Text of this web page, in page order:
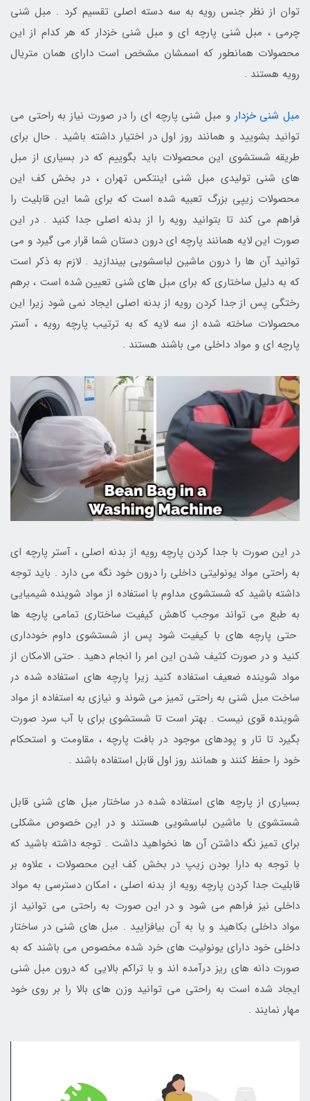
توان از نظر جنس رویه به سه دسته اصلی تقسیم کرد . مبل شنی
چرمی ، مبل شنی پارچه ای و مبل شنی خزدار که هر کدام از این
محصولات همانطور که اسمشان مشخص است دارای همان متریال
رویه هستند .
مبل شنی خزدار و مبل شنی پارچه ای را در صورت نیاز به راحتی می
توانید بشویید و همانند روز اول در اختیار داشته باشید . حال برای
طریقه شستشوی این محصولات باید بگوییم که در بسیاری از مبل
های شنی تولیدی مبل شنی اینتکس تهران ، در بخش کف این
محصولات زیپی بزرگ تعبیه شده است که برای شما این قابلیت را
فراهم می کند تا بتوانید رویه را از بدنه اصلی جدا کنید . در این
صورت این لایه همانند پارچه ای درون دستان شما قرار می گیرد و می
توانید آن ها را درون ماشین لباسشویی بیندازید . لازم به ذکر است
که به دلیل ساختاری که برای مبل های شنی تعیین شده است ، برهم
رختگی پس از جدا کردن رویه از بدنه اصلی ایجاد نمی شود زیرا این
محصولات ساخته شده از سه لایه که به ترتیب پارچه رویه ، آستر
پارچه ای و مواد داخلی می باشند هستند .
در این صورت با جدا کردن پارچه رویه از بدنه اصلی ، آستر پارچه ای
به راحتی مواد یونولیتی داخلی را درون خود نگه می دارد . باید توجه
داشته باشید که شستشوی مداوم با استفاده از مواد شوینده شیمیایی
به طبع می تواند موجب کاهش کیفیت ساختاری تمامی پارچه ها
حتی پارچه های با کیفیت شود پس از شستشوی داوم خودداری
کنید و در صورت کثیف شدن این امر را انجام دهید . حتی الامکان از
مواد شوینده ضعیف استفاده کنید زیرا پارچه های استفاده شده در
ساخت مبل شنی به راحتی تمیز می شوند و نیازی به استفاده از مواد
شوینده قوی نیست . بهتر است تا شستشوی برای با آب سرد صورت
بگیرد تا تار و پودهای موجود در بافت پارچه ، مقاومت و استحکام
خود را حفظ کنند و همانند روز اول قابل استفاده باشند .
بسیاری از پارچه های استفاده شده در ساختار مبل های شنی قابل
شستشوی با ماشین لباسشویی هستند و در این خصوص مشکلی
برای تمیز نگه داشتن آن ها نخواهید داشت . توجه داشته باشید که
با توجه به دارا بودن زیپ در بخش کف این محصولات ، علاوه بر
قابلیت جدا کردن پارچه رویه از بدنه اصلی ، امکان دسترسی به مواد
داخلی نیز فراهم می شود و در این صورت به راحتی می توانید از
مواد داخلی بکاهید و یا به آن بیافزایید . مبل های شنی در ساختار
داخلی خود دارای یونولیت های خرد شده مخصوص می باشند که به
صورت دانه های ریز درآمده اند و با تراکم بالایی که درون مبل شنی
ایجاد شده است به راحتی می توانید وزن های بالا را بر روی خود
مهار نمایند .